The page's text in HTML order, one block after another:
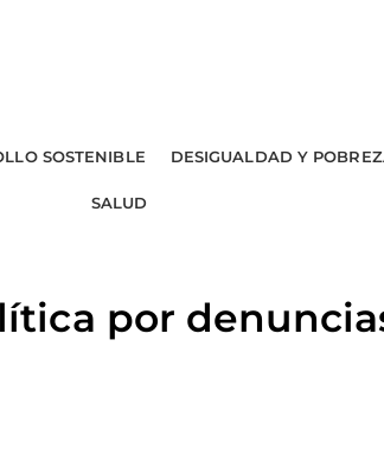
SOSTENIBLE DESIGUALDAD Y
SALUD
por